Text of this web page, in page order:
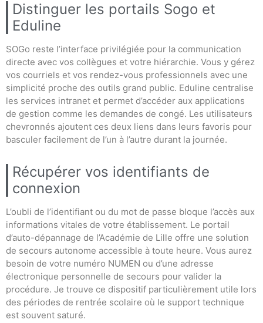
Distinguer les portails Sogo et
Eduline
SOGo reste l’interface privilégiée pour la communication
directe avec vos collègues et votre hiérarchie. Vous y gérez
vos courriels et vos rendez-vous professionnels avec une
simplicité proche des outils grand public. Eduline centralise
les services intranet et permet d’accéder aux applications
de gestion comme les demandes de congé. Les utilisateurs
chevronnés ajoutent ces deux liens dans leurs favoris pour
basculer facilement de l’un à l’autre durant la journée.
Récupérer vos identifiants de
connexion
L’oubli de l’identifiant ou du mot de passe bloque l’accès aux
informations vitales de votre établissement. Le portail
d’auto-dépannage de l’Académie de Lille offre une solution
de secours autonome accessible à toute heure. Vous aurez
besoin de votre numéro NUMEN ou d’une adresse
électronique personnelle de secours pour valider la
procédure. Je trouve ce dispositif particulièrement utile lors
des périodes de rentrée scolaire où le support technique
est souvent saturé.